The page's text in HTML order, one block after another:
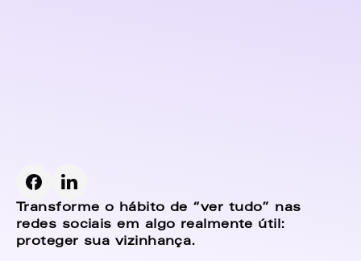
Transforme o hábito de “ver tudo” nas
redes sociais em algo realmente útil:
proteger sua vizinhança.